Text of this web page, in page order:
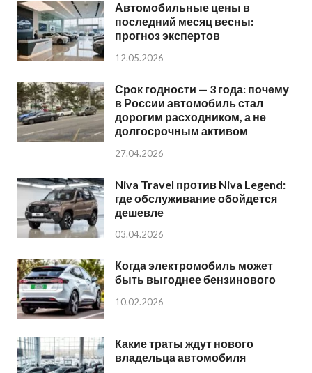
Автомобильные цены в
последний месяц весны:
прогноз экспертов
12.05.2026
Срок годности — 3 года: почему
в России автомобиль стал
дорогим расходником, а не
долгосрочным активом
27.04.2026
Niva Travel против Niva Legend:
где обслуживание обойдется
дешевле
03.04.2026
Когда электромобиль может
быть выгоднее бензинового
10.02.2026
Какие траты ждут нового
владельца автомобиля